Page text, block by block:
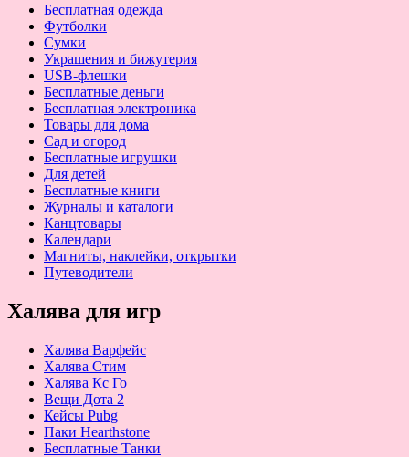
Бесплатная одежда
Футболки
Сумки
Украшения и бижутерия
USB-флешки
Бесплатные деньги
Бесплатная электроника
Товары для дома
Сад и огород
Бесплатные игрушки
Для детей
Бесплатные книги
Журналы и каталоги
Канцтовары
Календари
Магниты, наклейки, открытки
Путеводители
Халява для игр
Халява Варфейс
Халява Стим
Халява Кс Го
Вещи Дота 2
Кейсы Pubg
Паки Hearthstone
Бесплатные Танки